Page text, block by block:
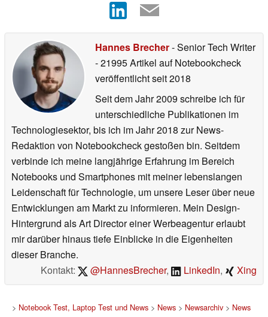
Hannes Brecher- Senior Tech Writer
- 21995 Artikel auf Notebookcheck
veröffentlichtseit 2018
Seit dem Jahr 2009 schreibe ich für
unterschiedliche Publikationen im
Technologiesektor, bis ich im Jahr 2018 zur News-
Redaktion von Notebookcheck gestoßen bin. Seitdem
verbinde ich meine langjährige Erfahrung im Bereich
Notebooks und Smartphones mit meiner lebenslangen
Leidenschaft für Technologie, um unsere Leser über neue
Entwicklungen am Markt zu informieren. Mein Design-
Hintergrund als Art Director einer Werbeagentur erlaubt
mir darüber hinaus tiefe Einblicke in die Eigenheiten
dieser Branche.
Kontakt:
@HannesBrecher, LinkedIn, Xing
> Notebook Test, Laptop Test und News> News> Newsarchiv> News